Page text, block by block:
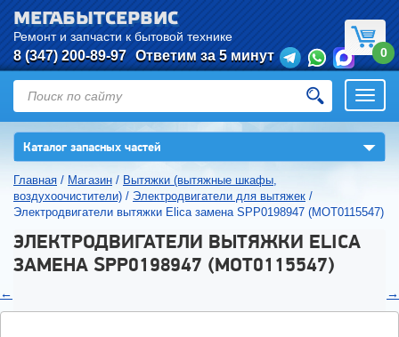
МЕГАБЫТСЕРВИС
Ремонт и запчасти к бытовой технике
8 (347) 200-89-97 Ответим за 5 минут 0
Каталог запасных частей ▼
Главная / Магазин / Вытяжки (вытяжные шкафы,
воздухоочистители) / Электродвигатели для вытяжек /
Электродвигатели вытяжки Elica замена SPP0198947 (MOT0115547)
ЭЛЕКТРОДВИГАТЕЛИ ВЫТЯЖКИ ELICA
ЗАМЕНА SPP0198947 (MOT0115547)
← →